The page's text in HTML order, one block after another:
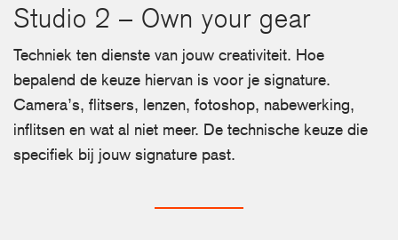
Studio 2 – Own your gear
Techniek ten dienste van jouw creativiteit. Hoe
bepalend de keuze hiervan is voor je signature.
Camera’s, flitsers, lenzen, fotoshop, nabewerking,
inflitsen en wat al niet meer. De technische keuze die
specifiek bij jouw signature past.